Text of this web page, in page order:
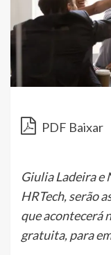
PDF Baixar
Giulia Ladeira e
HRTech, serão
que acontecerá
gratuita, para